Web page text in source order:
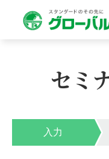
セミ
入力